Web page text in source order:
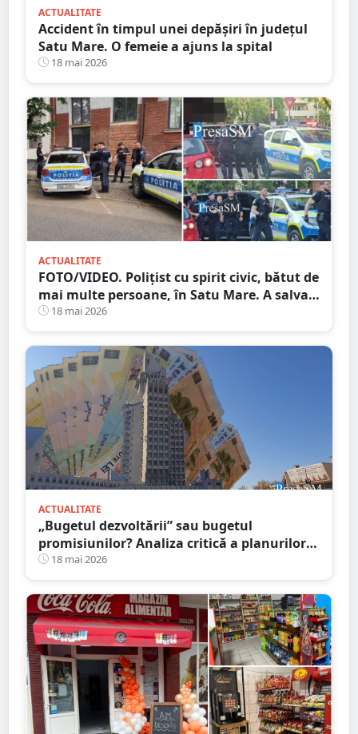
ACTUALITATE
Accident în timpul unei depășiri în județul
Satu Mare. O femeie a ajuns la spital
18 mai 2026
ACTUALITATE
FOTO/VIDEO. Polițist cu spirit civic, bătut de
mai multe persoane, în Satu Mare. A salvat
un copil
18 mai 2026
ACTUALITATE
„Bugetul dezvoltării” sau bugetul
promisiunilor? Analiza critică a planurilor
CJ Satu Mare pentru 2026
18 mai 2026